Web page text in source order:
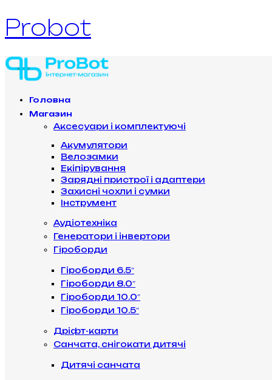
Probot
Головна
Магазин
Аксесуари і комплектуючі
Акумулятори
Велозамки
Екіпірування
Зарядні пристрої і адаптери
Захисні чохли і сумки
Інструмент
Аудіотехніка
Генератори і інвертори
Гіроборди
Гіроборди 6.5″
Гіроборди 8.0″
Гіроборди 10.0″
Гіроборди 10.5″
Дріфт-карти
Санчата, снігокати дитячі
Дитячі санчата